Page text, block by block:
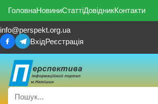
ГоловнаНовиниСтаттіДовідникКонтакти
info@perspekt.org.ua
ВхідРеєстрація